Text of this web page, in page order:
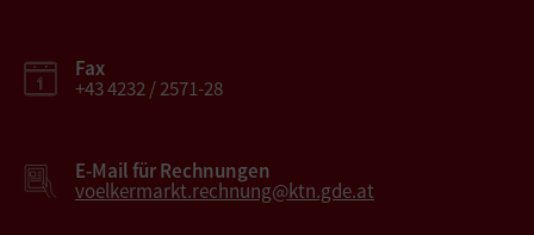
Fax
+43 4232 / 2571-28
E-Mail für Rechnungen
voelkermarkt.rechnung@ktn.gde.at